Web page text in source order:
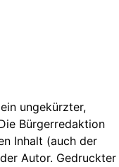
ungekürzter,
Bürgerredaktion
Inhalt (auch der
Autor. Gedruckter